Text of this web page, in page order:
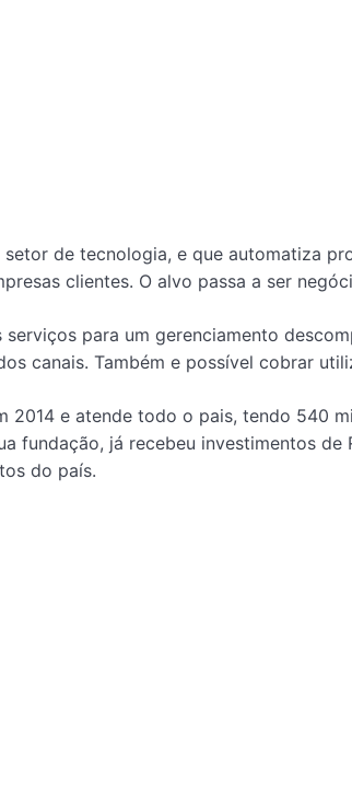
setor de tecnologia, e que automatiza
clientes. O alvo passa a ser
serviços para um gerenciamento
canais. Também e possível cobrar
2014 e atende todo o pais, tendo 540
fundação, já recebeu investimentos
do país.